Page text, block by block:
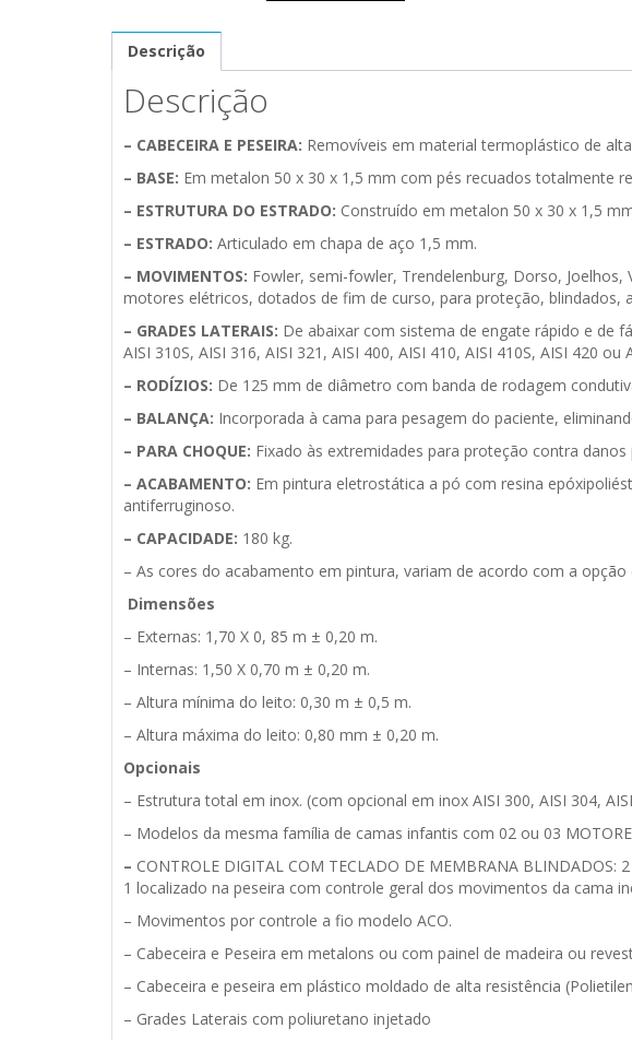
Descrição
Descrição
– CABECEIRA E PESEIRA: Removíveis em material termoplástico de
– BASE: Em metalon 50 x 30 x 1,5 mm com pés recuados totalmente
– ESTRUTURA DO ESTRADO: Construído em metalon 50 x 30 x 1,5
– ESTRADO: Articulado em chapa de aço 1,5 mm.
– MOVIMENTOS: Fowler, semi-fowler, Trendelenburg, Dorso,
motores elétricos, dotados de fim de curso, para proteção,
– GRADES LATERAIS: De abaixar com sistema de engate rápido e de
AISI 310S, AISI 316, AISI 321, AISI 400, AISI 410, AISI 410S, AISI 420 ou
– RODÍZIOS: De 125 mm de diâmetro com banda de rodagem
– BALANÇA: Incorporada à cama para pesagem do paciente,
– PARA CHOQUE: Fixado às extremidades para proteção contra
– ACABAMENTO: Em pintura eletrostática a pó com resina
antiferruginoso.
– CAPACIDADE: 180 kg.
– As cores do acabamento em pintura, variam de acordo com a
Dimensões
– Externas: 1,70 X 0, 85 m ± 0,20 m.
– Internas: 1,50 X 0,70 m ± 0,20 m.
– Altura mínima do leito: 0,30 m ± 0,5 m.
– Altura máxima do leito: 0,80 mm ± 0,20 m.
Opcionais
– Estrutura total em inox. (com opcional em inox AISI 300, AISI 304,
– Modelos da mesma família de camas infantis com 02 ou 03
– CONTROLE DIGITAL COM TECLADO DE MEMBRANA
1 localizado na peseira com controle geral dos movimentos da cama
– Movimentos por controle a fio modelo ACO.
– Cabeceira e Peseira em metalons ou com painel de madeira ou
– Cabeceira e peseira em plástico moldado de alta resistência
– Grades Laterais com poliuretano injetado